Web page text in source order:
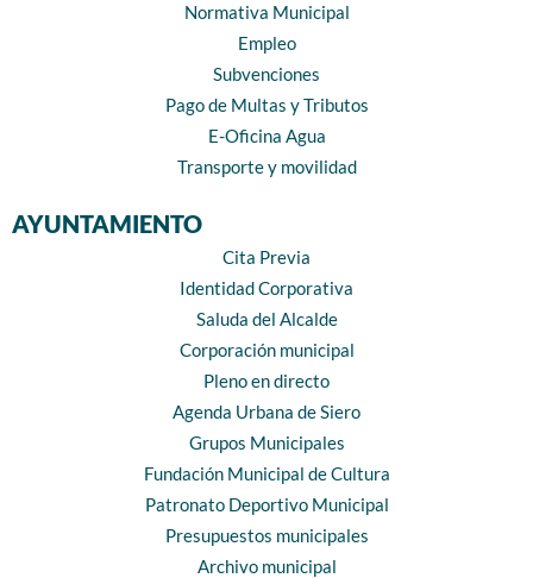
Normativa Municipal
Empleo
Subvenciones
Pago de Multas y Tributos
E-Oficina Agua
Transporte y movilidad
AYUNTAMIENTO
Cita Previa
Identidad Corporativa
Saluda del Alcalde
Corporación municipal
Pleno en directo
Agenda Urbana de Siero
Grupos Municipales
Fundación Municipal de Cultura
Patronato Deportivo Municipal
Presupuestos municipales
Archivo municipal